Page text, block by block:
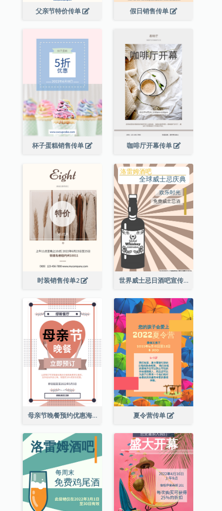
父亲节特价传单 假日销售传单
杯子蛋糕销售传单 咖啡厅开幕传单
时装销售传单2 世界威士忌日酒吧宣传传单
母亲节晚餐预约优惠海报 夏令营传单